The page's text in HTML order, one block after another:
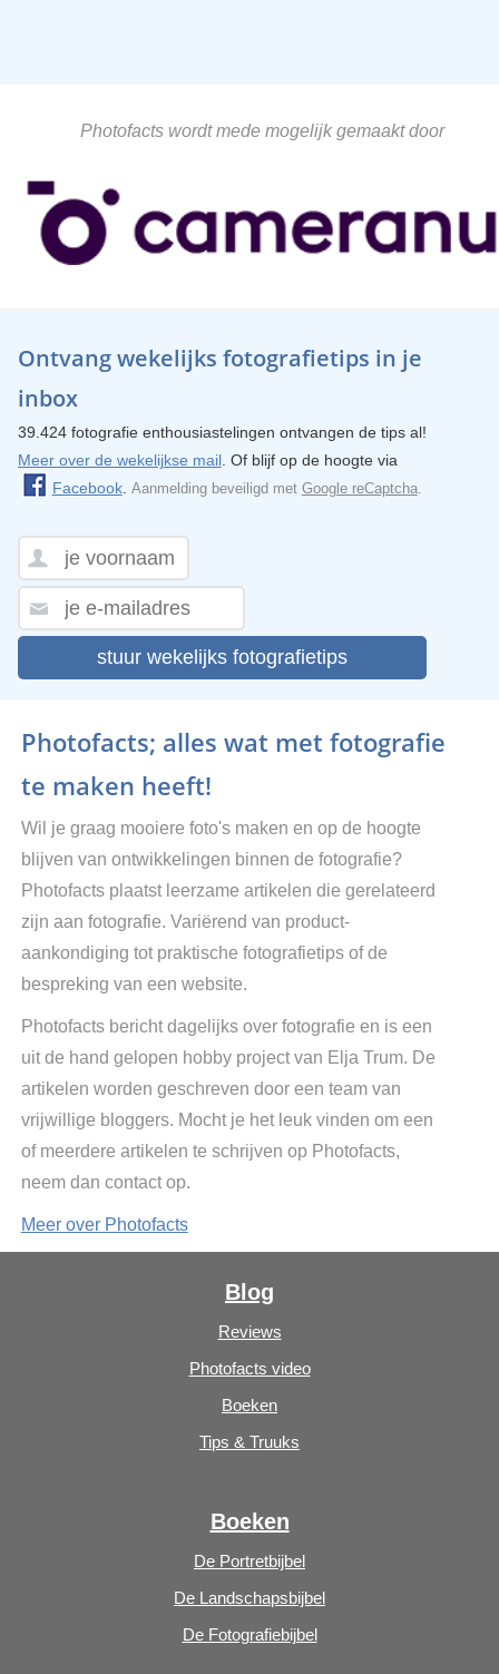
Photofacts wordt mede mogelijk gemaakt door
Ontvang wekelijks fotografietips in je
inbox
39.424 fotografie enthousiastelingen ontvangen de tips al!
Meer over de wekelijkse mail. Of blijf op de hoogte via
Facebook. Aanmelding beveiligd met Google reCaptcha.
stuur wekelijks fotografietips
Photofacts; alles wat met fotografie
te maken heeft!
Wil je graag mooiere foto's maken en op de hoogte
blijven van ontwikkelingen binnen de fotografie?
Photofacts plaatst leerzame artikelen die gerelateerd
zijn aan fotografie. Variërend van product-
aankondiging tot praktische fotografietips of de
bespreking van een website.
Photofacts bericht dagelijks over fotografie en is een
uit de hand gelopen hobby project van Elja Trum. De
artikelen worden geschreven door een team van
vrijwillige bloggers. Mocht je het leuk vinden om een
of meerdere artikelen te schrijven op Photofacts,
neem dan contact op.
Meer over Photofacts
Blog
Reviews
Photofacts video
Boeken
Tips & Truuks
Boeken
De Portretbijbel
De Landschapsbijbel
De Fotografiebijbel